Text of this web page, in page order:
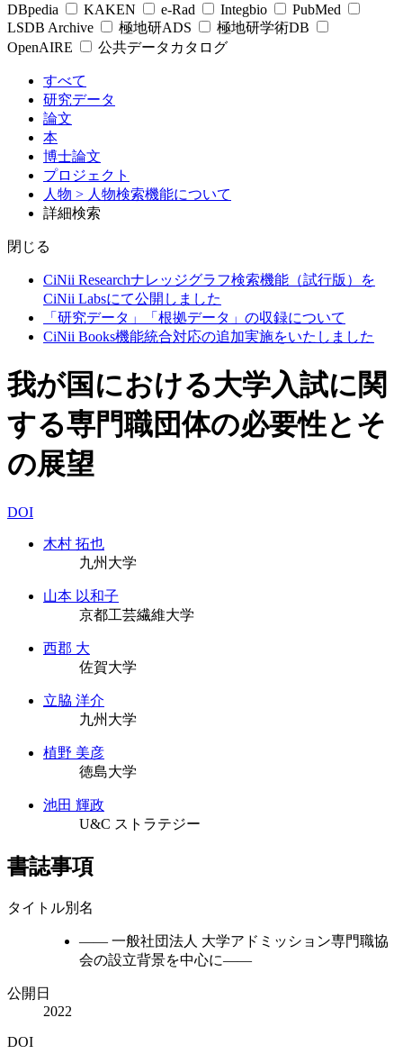
DBpedia
KAKEN e-Rad Integbio
PubMed
LSDB Archive
極地研ADS
極地研学術DB
OpenAIRE
公共データカタログ
すべて
研究データ
論文
本
博士論文
プロジェクト
人物 > 人物検索機能について
詳細検索
閉じる
CiNii Researchナレッジグラフ検索機能（試行版）を
CiNii Labsにて公開しました
「研究データ」「根拠データ」の収録について
CiNii Books機能統合対応の追加実施をいたしました
我が国における大学入試に関
する専門職団体の必要性とそ
の展望
DOI
木村 拓也
九州大学
山本 以和子
京都工芸繊維大学
西郡 大
佐賀大学
立脇 洋介
九州大学
植野 美彦
徳島大学
池田 輝政
U&C ストラテジー
書誌事項
タイトル別名
―― 一般社団法人 大学アドミッション専門職協
会の設立背景を中心に――
公開日
2022
DOI